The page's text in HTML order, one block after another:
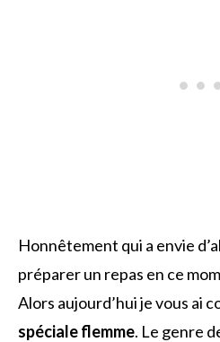
Honnêtement qui a envie
préparer un repas en ce
Alors aujourd’hui je vous ai
spéciale flemme. Le genre